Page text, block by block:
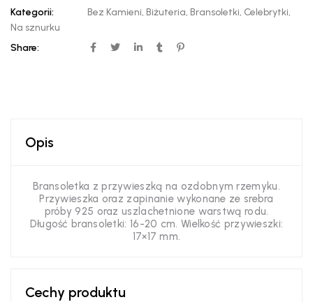
Kategorii:
Bez Kamieni, Biżuteria, Bransoletki, Celebrytki,
Na sznurku
Share:
Opis
Bransoletka z przywieszką na ozdobnym rzemyku.
Przywieszka oraz zapinanie wykonane ze srebra
próby 925 oraz uszlachetnione warstwą rodu.
Długość bransoletki: 16-20 cm. Wielkość przywieszki:
17×17 mm.
Cechy produktu